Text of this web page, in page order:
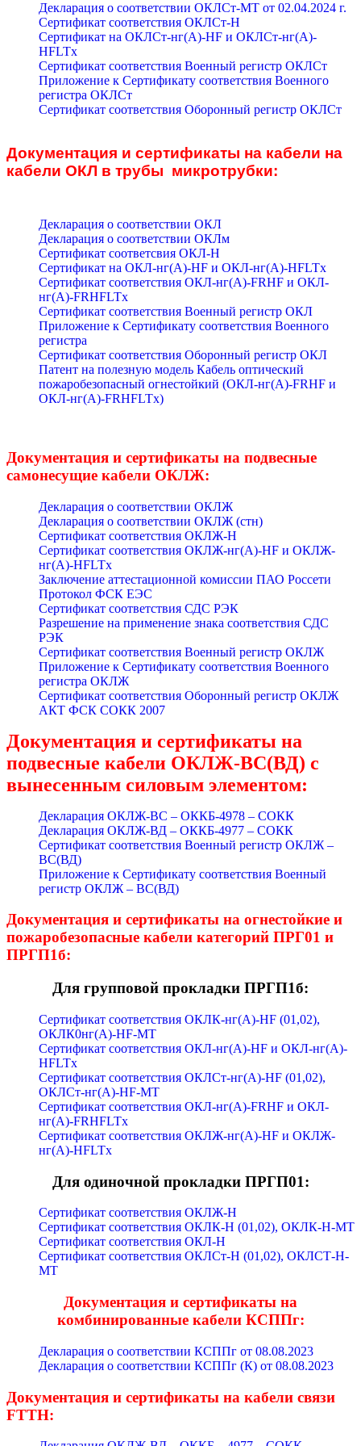
Декларация о соответствии ОКЛСт-МТ от 02.04.2024 г.
Сертификат соответствия ОКЛСт-Н
Сертификат на ОКЛСт-нг(А)-HF и ОКЛСт-нг(А)-
HFLTx
Сертификат соответствия Военный регистр ОКЛСт
Приложение к Сертификату соответствия Военного
регистра ОКЛСт
Сертификат соответствия Оборонный регистр ОКЛСт
Документация и сертификаты на кабели на
кабели ОКЛ в трубы микротрубки:
Декларация о соответствии ОКЛ
Декларация о соответствии ОКЛм
Сертификат соответсвия ОКЛ-Н
Сертификат на ОКЛ-нг(А)-HF и ОКЛ-нг(А)-HFLTx
Сертификат соответствия ОКЛ-нг(А)-FRHF и ОКЛ-
нг(А)-FRHFLTx
Сертификат соответствия Военный регистр ОКЛ
Приложение к Сертификату соответствия Военного
регистра
Сертификат соответствия Оборонный регистр ОКЛ
Патент на полезную модель Кабель оптический
пожаробезопасный огнестойкий (ОКЛ-нг(А)-FRHF и
ОКЛ-нг(А)-FRHFLTx)
Документация и сертификаты на подвесные
самонесущие кабели ОКЛЖ:
Декларация о соответствии ОКЛЖ
Декларация о соответствии ОКЛЖ (стн)
Сертификат соответствия ОКЛЖ-Н
Сертификат соответствия ОКЛЖ-нг(А)-HF и ОКЛЖ-
нг(А)-HFLTx
Заключение аттестационной комиссии ПАО Россети
Протокол ФСК ЕЭС
Сертификат соответствия СДС РЭК
Разрешение на применение знака соответствия СДС
РЭК
Сертификат соответствия Военный регистр ОКЛЖ
Приложение к Сертификату соответствия Военного
регистра ОКЛЖ
Сертификат соответствия Оборонный регистр ОКЛЖ
АКТ ФСК СОКК 2007
Документация и сертификаты на
подвесные кабели ОКЛЖ-ВС(ВД) с
вынесенным силовым элементом:
Декларация ОКЛЖ-ВС – ОККБ-4978 – СОКК
Декларация ОКЛЖ-ВД – ОККБ-4977 – СОКК
Сертификат соответствия Военный регистр ОКЛЖ –
ВС(ВД)
Приложение к Сертификату соответствия Военный
регистр ОКЛЖ – ВС(ВД)
Документация и сертификаты на огнестойкие и
пожаробезопасные кабели категорий ПРГ01 и
ПРГП1б:
Для групповой прокладки ПРГП1б:
Сертификат соответствия ОКЛК-нг(А)-HF (01,02),
ОКЛК0нг(А)-HF-МТ
Сертификат соответствия ОКЛ-нг(А)-HF и ОКЛ-нг(А)-
HFLTx
Сертификат соответствия ОКЛСт-нг(А)-HF (01,02),
ОКЛСт-нг(А)-HF-МТ
Сертификат соответствия ОКЛ-нг(А)-FRHF и ОКЛ-
нг(А)-FRHFLTx
Сертификат соответствия ОКЛЖ-нг(А)-HF и ОКЛЖ-
нг(А)-HFLTx
Для одиночной прокладки ПРГП01:
Сертификат соответствия ОКЛЖ-Н
Сертификат соответствия ОКЛК-Н (01,02), ОКЛК-Н-МТ
Сертификат соответствия ОКЛ-Н
Сертификат соответствия ОКЛСт-Н (01,02), ОКЛСТ-Н-
МТ
Документация и сертификаты на
комбинированные кабели КСППг:
Декларация о соответствии КСППг от 08.08.2023
Декларация о соответствии КСППг (К) от 08.08.2023
Документация и сертификаты на кабели связи
FTTH: